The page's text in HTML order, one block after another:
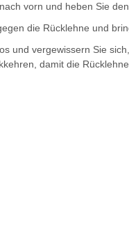
vorn und heben Sie
die Rücklehne und
und vergewissern Sie
damit die